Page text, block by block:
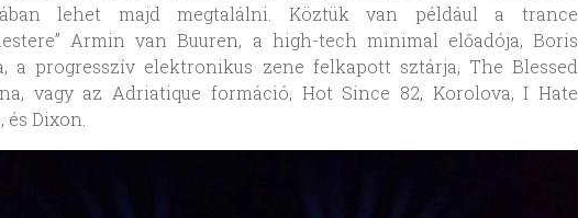
lehet majd megtalálni. Köztük van például a trance
Armin van Buuren, a high-tech minimal előadója, Boris
a progresszív elektronikus zene felkapott sztárja, The Blessed
vagy az Adriatique formáció, Hot Since 82, Korolova, I Hate
és Dixon.